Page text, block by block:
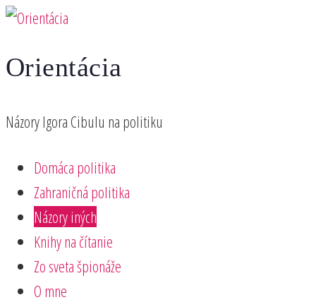
Preskočiť
obsah
Orientácia
Názory Igora Cibulu na politiku
Domáca politika
Zahraničná politika
Názory iných
Knihy na čítanie
Zo sveta špionáže
O mne